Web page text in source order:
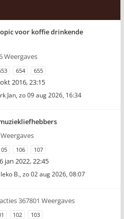
voor koffie drinkende
Weergaves
654 655
2016, 23:15
Jan, zo 09 aug 2026, 16:34
106 107
jan 2022, 22:45
B., zo 02 aug 2026, 08:07
367801 Weergaves
102 103